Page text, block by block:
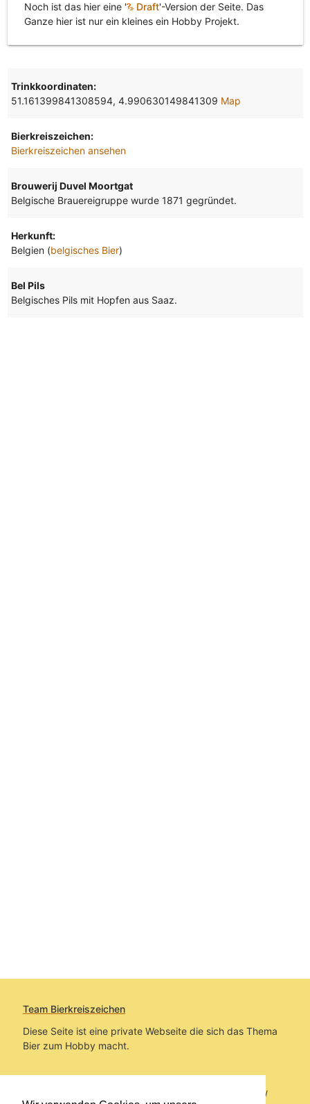
Noch ist das hier eine ' Draft'-Version der Seite. Das
Ganze hier ist nur ein kleines ein Hobby Projekt.
Trinkkoordinaten:
51.161399841308594, 4.990630149841309 Map
Bierkreiszeichen:
Bierkreiszeichen ansehen
Brouwerij Duvel Moortgat
Belgische Brauereigruppe wurde 1871 gegründet.
Herkunft:
Belgien (belgisches Bier)
Bel Pils
Belgisches Pils mit Hopfen aus Saaz.
Team Bierkreiszeichen
Diese Seite ist eine private Webseite die sich das Thema
Bier zum Hobby macht.
Sie befinden sich auf https://www.bierkreiszeichen.at/